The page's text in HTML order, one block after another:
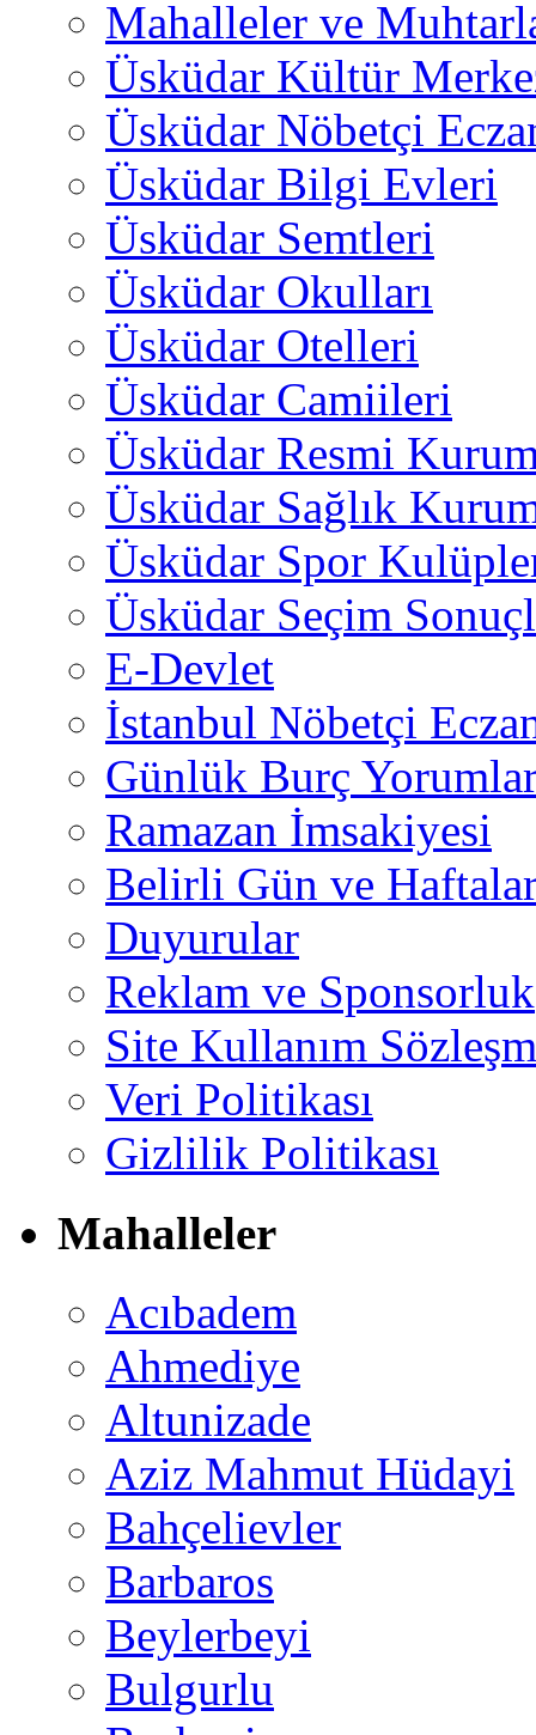
Mahalleler ve
Üsküdar Kültür
Üsküdar Nöbetçi
Üsküdar Bilgi Evleri
Üsküdar Semtleri
Üsküdar Okulları
Üsküdar Otelleri
Üsküdar Camiileri
Üsküdar Resmi
Üsküdar Sağlık
Üsküdar Spor
Üsküdar Seçim
E-Devlet
İstanbul Nöbetçi
Günlük Burç
Ramazan İmsakiyesi
Belirli Gün ve
Duyurular
Reklam ve Sponsorluk
Site Kullanım
Veri Politikası
Gizlilik Politikası
Mahalleler
Acıbadem
Ahmediye
Altunizade
Aziz Mahmut Hüdayi
Bahçelievler
Barbaros
Beylerbeyi
Bulgurlu